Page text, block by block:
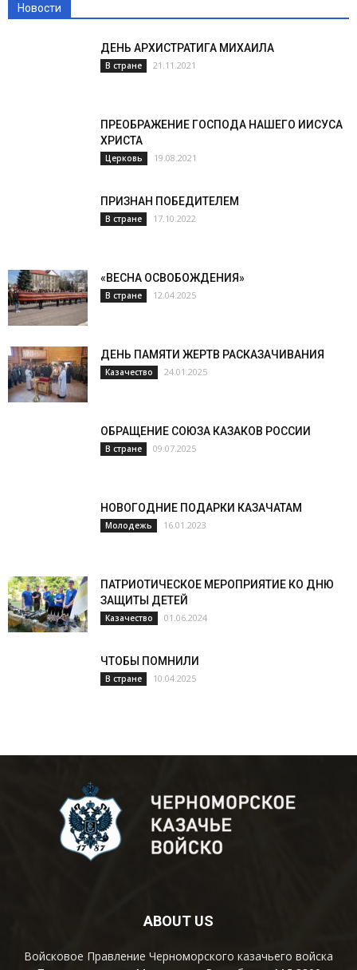
Новости
ДЕНЬ АРХИСТРАТИГА МИХАИЛА
В стране 21.11.2021
ПРЕОБРАЖЕНИЕ ГОСПОДА НАШЕГО ИИСУСА
ХРИСТА
Церковь 19.08.2021
ПРИЗНАН ПОБЕДИТЕЛЕМ
В стране 17.10.2022
«ВЕСНА ОСВОБОЖДЕНИЯ»
В стране 12.04.2025
ДЕНЬ ПАМЯТИ ЖЕРТВ РАСКАЗАЧИВАНИЯ
Казачество 24.01.2025
ОБРАЩЕНИЕ СОЮЗА КАЗАКОВ РОССИИ
В стране 09.07.2025
НОВОГОДНИЕ ПОДАРКИ КАЗАЧАТАМ
Молодежь 16.01.2023
ПАТРИОТИЧЕСКОЕ МЕРОПРИЯТИЕ КО ДНЮ
ЗАЩИТЫ ДЕТЕЙ
Казачество 01.06.2024
ЧТОБЫ ПОМНИЛИ
В стране 10.04.2025
ABOUT US
Войсковое Правление Черноморского казачьего войска